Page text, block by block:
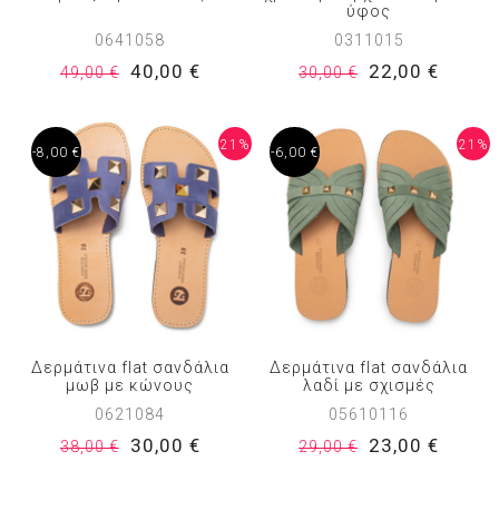
0641058
49,00 €
40,00 €
ύφος
0311015
30,00 €
22,00 €
21%
-8,00 €
Δερμάτινα flat σανδάλια
μωβ με κώνους
0621084
38,00 €
30,00 €
21%
-6,00 €
Δερμάτινα flat σανδάλια
λαδί με σχισμές
05610116
29,00 €
23,00 €